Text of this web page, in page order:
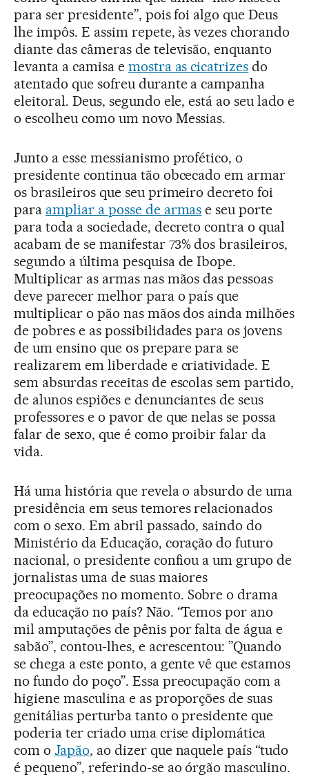
para ser presidente”, pois foi algo que Deus
lhe impôs. E assim repete, às vezes chorando
diante das câmeras de televisão, enquanto
levanta a camisa e mostra as cicatrizes do
atentado que sofreu durante a campanha
eleitoral. Deus, segundo ele, está ao seu lado e
o escolheu como um novo Messias.
Junto a esse messianismo profético, o
presidente continua tão obcecado em armar
os brasileiros que seu primeiro decreto foi
para ampliar a posse de armas e seu porte
para toda a sociedade, decreto contra o qual
acabam de se manifestar 73% dos brasileiros,
segundo a última pesquisa de Ibope.
Multiplicar as armas nas mãos das pessoas
deve parecer melhor para o país que
multiplicar o pão nas mãos dos ainda milhões
de pobres e as possibilidades para os jovens
de um ensino que os prepare para se
realizarem em liberdade e criatividade. E
sem absurdas receitas de escolas sem partido,
de alunos espiões e denunciantes de seus
professores e o pavor de que nelas se possa
falar de sexo, que é como proibir falar da
vida.
Há uma história que revela o absurdo de uma
presidência em seus temores relacionados
com o sexo. Em abril passado, saindo do
Ministério da Educação, coração do futuro
nacional, o presidente confiou a um grupo de
jornalistas uma de suas maiores
preocupações no momento. Sobre o drama
da educação no país? Não. “Temos por ano
mil amputações de pênis por falta de água e
sabão”, contou-lhes, e acrescentou: ”Quando
se chega a este ponto, a gente vê que estamos
no fundo do poço”. Essa preocupação com a
higiene masculina e as proporções de suas
genitálias perturba tanto o presidente que
poderia ter criado uma crise diplomática
com o Japão, ao dizer que naquele país “tudo
é pequeno”, referindo-se ao órgão masculino.